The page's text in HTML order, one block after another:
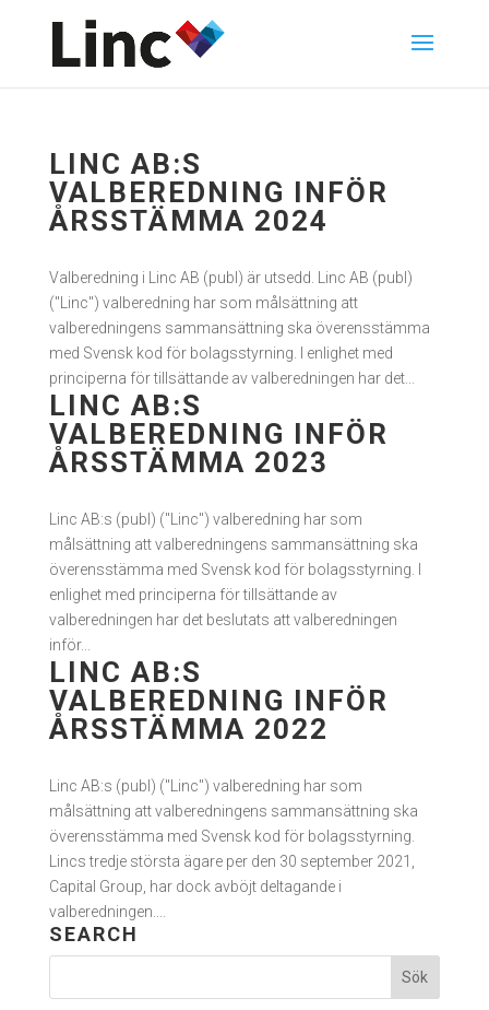
LINC AB:S
VALBEREDNING INFÖR
ÅRSSTÄMMA 2024
Valberedning i Linc AB (publ) är utsedd. Linc AB (publ)
("Linc") valberedning har som målsättning att
valberedningens sammansättning ska överensstämma
med Svensk kod för bolagsstyrning. I enlighet med
principerna för tillsättande av valberedningen har det...
LINC AB:S
VALBEREDNING INFÖR
ÅRSSTÄMMA 2023
Linc AB:s (publ) ("Linc") valberedning har som
målsättning att valberedningens sammansättning ska
överensstämma med Svensk kod för bolagsstyrning. I
enlighet med principerna för tillsättande av
valberedningen har det beslutats att valberedningen
inför...
LINC AB:S
VALBEREDNING INFÖR
ÅRSSTÄMMA 2022
Linc AB:s (publ) ("Linc") valberedning har som
målsättning att valberedningens sammansättning ska
överensstämma med Svensk kod för bolagsstyrning.
Lincs tredje största ägare per den 30 september 2021,
Capital Group, har dock avböjt deltagande i
valberedningen....
SEARCH